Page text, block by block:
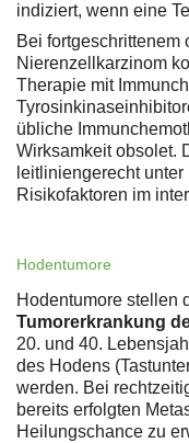
indiziert, wenn eine
Bei fortgeschrittenem
Nierenzellkarzinom
Therapie mit
übliche
Wirksamkeit obsolet.
leitliniengerecht
Risikofaktoren im
Hodentumore
Hodentumore stellen
Tumorerkrankung
20. und 40.
des Hodens
werden. Bei
bereits erfolgten
Heilungschance zu